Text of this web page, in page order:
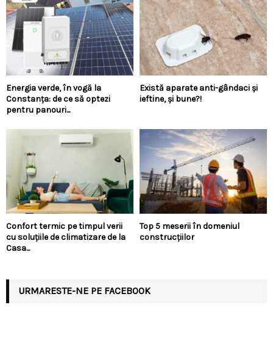
Energia verde, în vogă la
Constanța: de ce să optezi
pentru panouri...
Există aparate anti-gândaci și
ieftine, și bune?!
Confort termic pe timpul verii
cu soluțiile de climatizare de la
Casa...
Top 5 meserii în domeniul
construcțiilor
URMARESTE-NE PE FACEBOOK